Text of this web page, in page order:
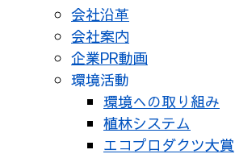
会社沿革
会社案内
企業PR動画
環境活動
環境への取り組み
植林システム
エコプロダクツ大賞